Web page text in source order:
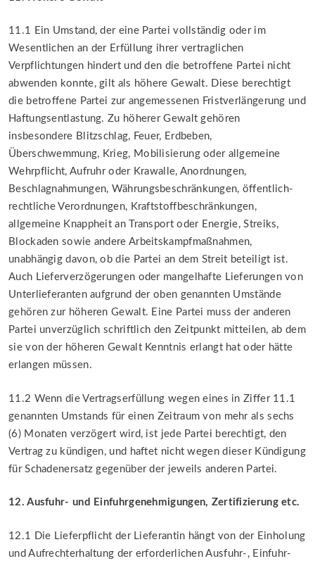
11.1 Ein Umstand, der eine Partei vollständig oder im
Wesentlichen an der Erfüllung ihrer vertraglichen
Verpflichtungen hindert und den die betroffene Partei nicht
abwenden konnte, gilt als höhere Gewalt. Diese berechtigt
die betroffene Partei zur angemessenen Fristverlängerung und
Haftungsentlastung. Zu höherer Gewalt gehören
insbesondere Blitzschlag, Feuer, Erdbeben,
Überschwemmung, Krieg, Mobilisierung oder allgemeine
Wehrpflicht, Aufruhr oder Krawalle, Anordnungen,
Beschlagnahmungen, Währungsbeschränkungen, öffentlich-
rechtliche Verordnungen, Kraftstoffbeschränkungen,
allgemeine Knappheit an Transport oder Energie, Streiks,
Blockaden sowie andere Arbeitskampfmaßnahmen,
unabhängig davon, ob die Partei an dem Streit beteiligt ist.
Auch Lieferverzögerungen oder mangelhafte Lieferungen von
Unterlieferanten aufgrund der oben genannten Umstände
gehören zur höheren Gewalt. Eine Partei muss der anderen
Partei unverzüglich schriftlich den Zeitpunkt mitteilen, ab dem
sie von der höheren Gewalt Kenntnis erlangt hat oder hätte
erlangen müssen.
11.2 Wenn die Vertragserfüllung wegen eines in Ziffer 11.1
genannten Umstands für einen Zeitraum von mehr als sechs
(6) Monaten verzögert wird, ist jede Partei berechtigt, den
Vertrag zu kündigen, und haftet nicht wegen dieser Kündigung
für Schadenersatz gegenüber der jeweils anderen Partei.
12. Ausfuhr- und Einfuhrgenehmigungen, Zertifizierung etc.
12.1 Die Lieferpflicht der Lieferantin hängt von der Einholung
und Aufrechterhaltung der erforderlichen Ausfuhr-, Einfuhr-